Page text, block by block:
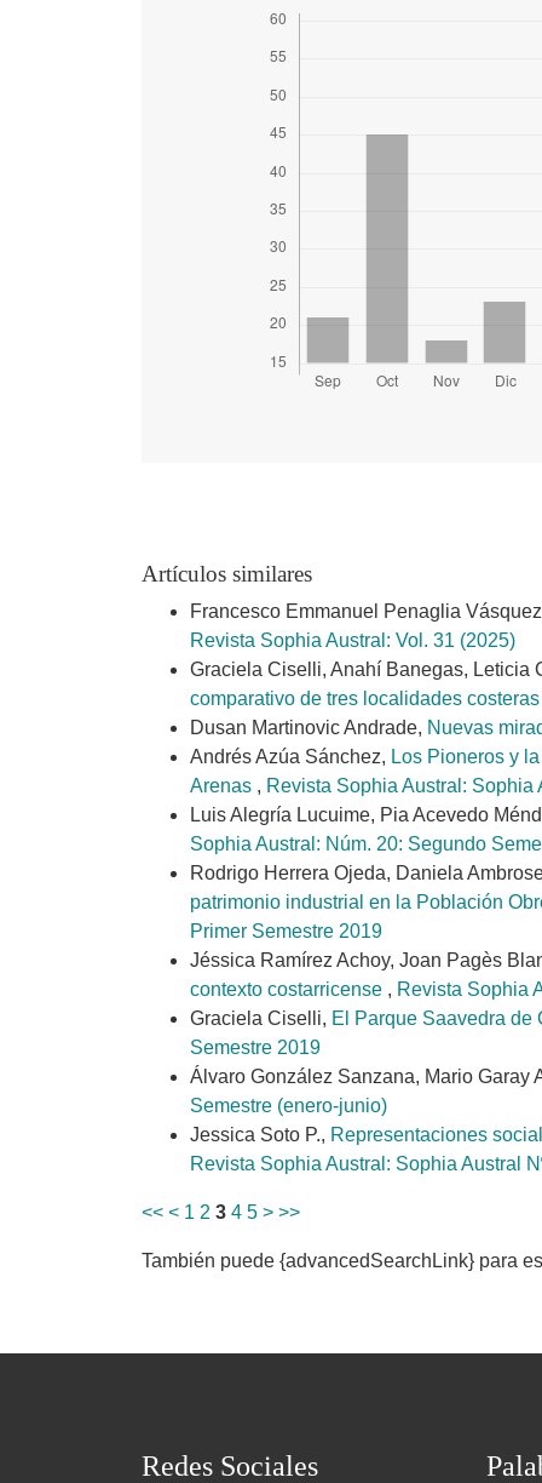
Artículos similares
Francesco Emmanuel Penaglia
Revista Sophia Austral: Vol. 31 (2025)
Graciela Ciselli, Anahí Banegas, Leticia
comparativo de tres localidades
Dusan Martinovic Andrade, Nuevas
Andrés Azúa Sánchez, Los Pioneros y
Arenas , Revista Sophia Austral: Sophia
Luis Alegría Lucuime, Pia Acevedo
Sophia Austral: Núm. 20: Segundo
Rodrigo Herrera Ojeda, Daniela
patrimonio industrial en la Población
Primer Semestre 2019
Jéssica Ramírez Achoy, Joan Pagès
contexto costarricense , Revista Sophia
Graciela Ciselli, El Parque Saavedra de
Semestre 2019
Álvaro González Sanzana, Mario Garay
Semestre (enero-junio)
Jessica Soto P., Representaciones
Revista Sophia Austral: Sophia Austral
<< < 1 2 3 4 5 > >>
También puede {advancedSearchLink} para
Redes Sociales